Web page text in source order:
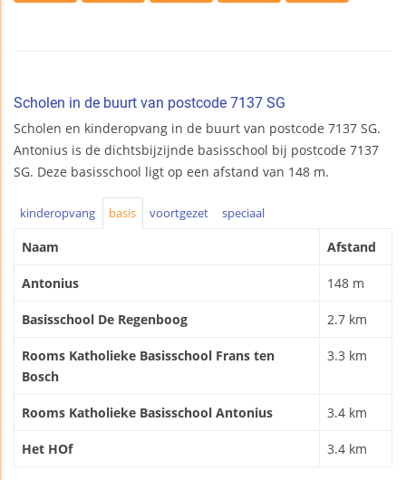
Scholen in de buurt van postcode 7137 SG
Scholen en kinderopvang in de buurt van postcode 7137 SG.
Antonius is de dichtsbijzijnde basisschool bij postcode 7137
SG. Deze basisschool ligt op een afstand van 148 m.
kinderopvang basis voortgezet speciaal
Naam Afstand
Antonius 148 m
Basisschool De Regenboog 2.7 km
Rooms Katholieke Basisschool Frans ten
Bosch
3.3 km
Rooms Katholieke Basisschool Antonius 3.4 km
Het HOf 3.4 km